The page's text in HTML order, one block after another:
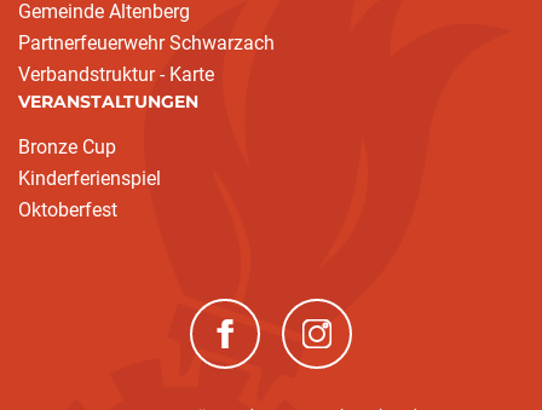
Gemeinde Altenberg
Partnerfeuerwehr Schwarzach
Verbandstruktur - Karte
VERANSTALTUNGEN
Bronze Cup
Kinderferienspiel
Oktoberfest
(neues Fenster)(neues Fenster)